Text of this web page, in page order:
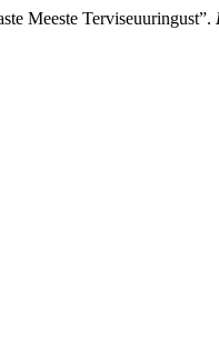
Meeste Terviseuuringust”.